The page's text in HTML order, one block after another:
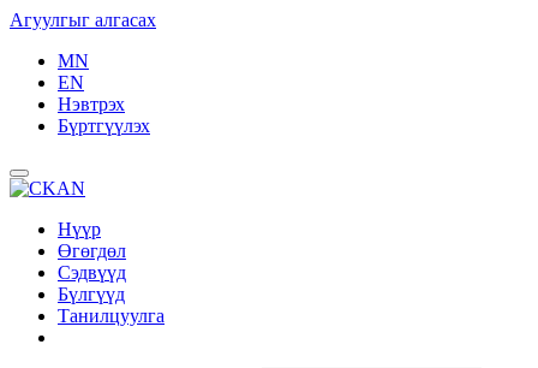
Агуулгыг алгасах
MN
EN
Нэвтрэх
Бүртгүүлэх
Нүүр
Өгөгдөл
Сэдвүүд
Бүлгүүд
Танилцуулга